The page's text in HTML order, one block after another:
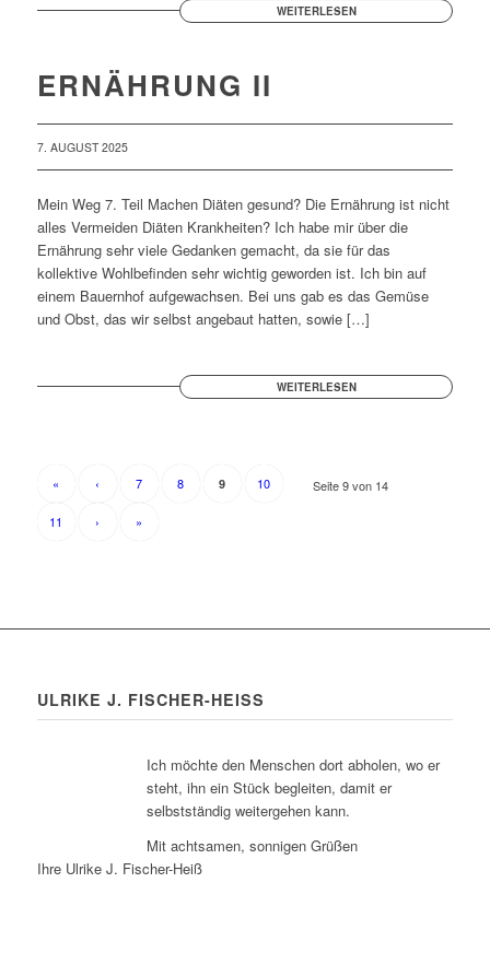
WEITERLESEN
ERNÄHRUNG II
7. AUGUST 2025
Mein Weg 7. Teil Machen Diäten gesund? Die Ernährung ist nicht
alles Vermeiden Diäten Krankheiten? Ich habe mir über die
Ernährung sehr viele Gedanken gemacht, da sie für das
kollektive Wohlbefinden sehr wichtig geworden ist. Ich bin auf
einem Bauernhof aufgewachsen. Bei uns gab es das Gemüse
und Obst, das wir selbst angebaut hatten, sowie […]
WEITERLESEN
Seite 9 von 14
« ‹ 7 8 9 10
11 › »
ULRIKE J. FISCHER-HEISS
Ich möchte den Menschen dort abholen, wo er
steht, ihn ein Stück begleiten, damit er
selbstständig weitergehen kann.
Mit achtsamen, sonnigen Grüßen
Ihre Ulrike J. Fischer-Heiß